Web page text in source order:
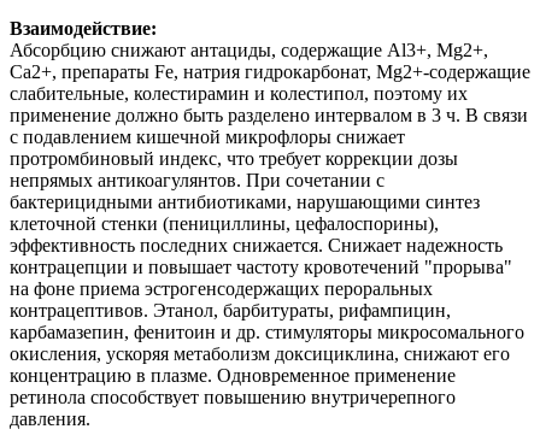
Взаимодействие:
Абсорбцию снижают антациды, содержащие Al3+, Mg2+,
Ca2+, препараты Fe, натрия гидрокарбонат, Mg2+-содержащие
слабительные, колестирамин и колестипол, поэтому их
применение должно быть разделено интервалом в 3 ч. В связи
с подавлением кишечной микрофлоры снижает
протромбиновый индекс, что требует коррекции дозы
непрямых антикоагулянтов. При сочетании с
бактерицидными антибиотиками, нарушающими синтез
клеточной стенки (пенициллины, цефалоспорины),
эффективность последних снижается. Снижает надежность
контрацепции и повышает частоту кровотечений "прорыва"
на фоне приема эстрогенсодержащих пероральных
контрацептивов. Этанол, барбитураты, рифампицин,
карбамазепин, фенитоин и др. стимуляторы микросомального
окисления, ускоряя метаболизм доксициклина, снижают его
концентрацию в плазме. Одновременное применение
ретинола способствует повышению внутричерепного
давления.